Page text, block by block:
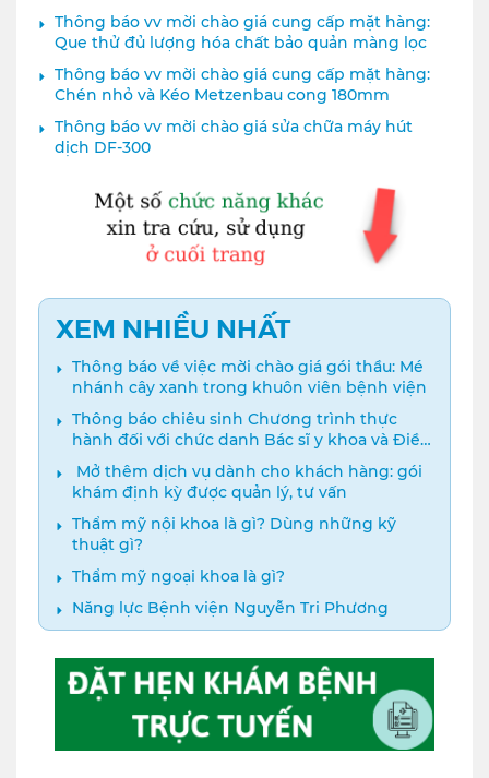
Thông báo vv mời chào giá cung cấp mặt hàng:
Que thử đủ lượng hóa chất bảo quản màng lọc
Thông báo vv mời chào giá cung cấp mặt hàng:
Chén nhỏ và Kéo Metzenbau cong 180mm
Thông báo vv mời chào giá sửa chữa máy hút
dịch DF-300
XEM NHIỀU NHẤT
Thông báo về việc mời chào giá gói thầu: Mé
nhánh cây xanh trong khuôn viên bệnh viện
Thông báo chiêu sinh Chương trình thực
hành đối với chức danh Bác sĩ y khoa và Điều
dưỡng năm 2024
️ Mở thêm dịch vụ dành cho khách hàng: gói
khám định kỳ được quản lý, tư vấn
Thẩm mỹ nội khoa là gì? Dùng những kỹ
thuật gì?
Thẩm mỹ ngoại khoa là gì?
Năng lực Bệnh viện Nguyễn Tri Phương